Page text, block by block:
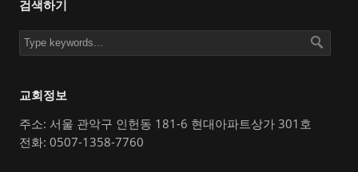
검색하기
교회정보
주소: 서울 관악구 인헌동 181-6 현대아파트상가 301호
전화: 0507-1358-7760